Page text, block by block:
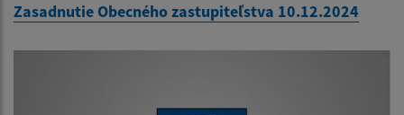
Zasadnutie Obecného zastupiteľstva 10.12.2024